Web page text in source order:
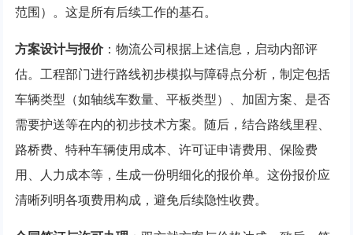
范围）。这是所有后续工作的基石。
方案设计与报价：物流公司根据上述信息，启动内部评
估。工程部门进行路线初步模拟与障碍点分析，制定包括
车辆类型（如轴线车数量、平板类型）、加固方案、是否
需要护送等在内的初步技术方案。随后，结合路线里程、
路桥费、特种车辆使用成本、许可证申请费用、保险费
用、人力成本等，生成一份明细化的报价单。这份报价应
清晰列明各项费用构成，避免后续隐性收费。